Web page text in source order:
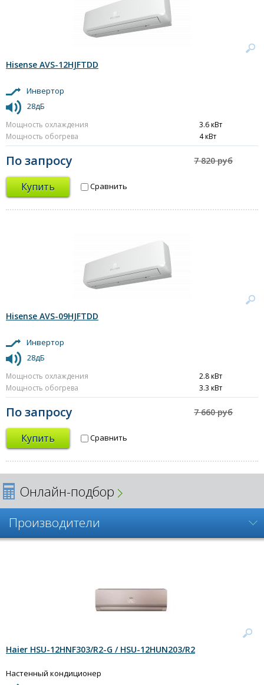
Hisense AVS-12HJFTDD
Инвертор
28дБ
Мощность охлаждения
3.6 кВт
Мощность обогрева
4 кВт
По запросу 7 820 руб
Купить Сравнить
Hisense AVS-09HJFTDD
Инвертор
28дБ
Мощность охлаждения
2.8 кВт
Мощность обогрева
3.3 кВт
По запросу 7 660 руб
Купить Сравнить
Онлайн-подбор
Производители
Haier HSU-12HNF303/R2-G / HSU-12HUN203/R2
Настенный кондиционер